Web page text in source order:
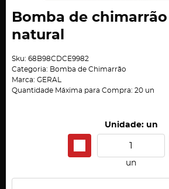
Bomba de
natural
Sku: 68B98CDCE9982
Categoria: Bomba de Chimarrão
Marca: GERAL
Quantidade Máxima para Compra: 20 un
Unidade: un
un